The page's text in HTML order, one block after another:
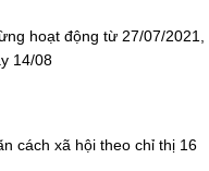
hoạt động từ 27/07/2021,
14/08
cách xã hội theo chỉ thị 16